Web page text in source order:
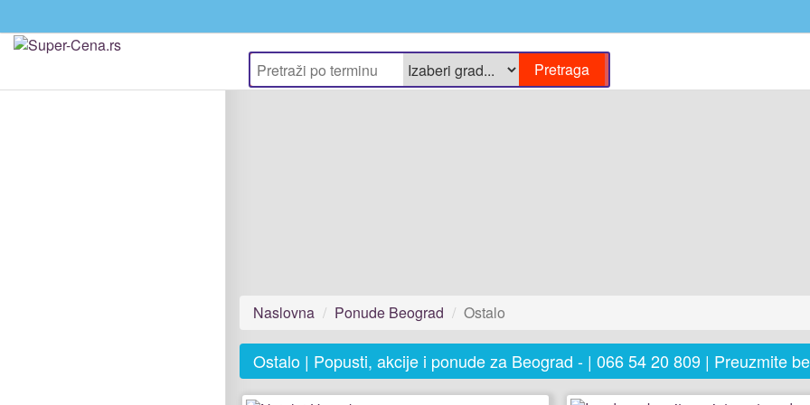
Naslovna Ponude Beograd Ostalo
Ostalo | Popusti, akcije i ponude za Beograd - | 066 54 20 809 | Preuzmite